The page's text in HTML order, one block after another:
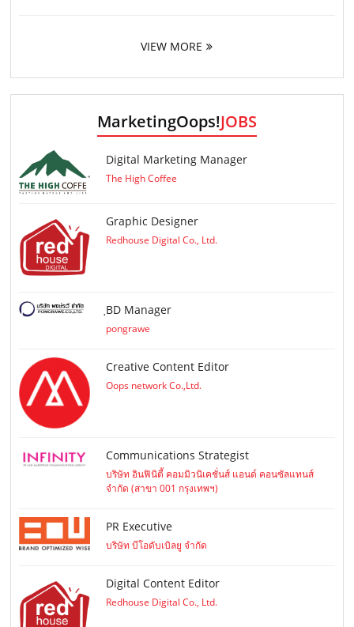
VIEW MORE
MarketingOops!JOBS
Digital Marketing Manager
The High Coffee
Graphic Designer
Redhouse Digital Co., Ltd.
ฺBD Manager
pongrawe
Creative Content Editor
Oops network Co.,Ltd.
Communications Strategist
บริษัท อินฟินิตี้ คอมมิวนิเคชั่นส์ แอนด์ คอนซัลแทนส์
จำกัด (สาขา 001 กรุงเทพฯ)
PR Executive
บริษัท บีโอดับเบิลยู จำกัด
Digital Content Editor
Redhouse Digital Co., Ltd.